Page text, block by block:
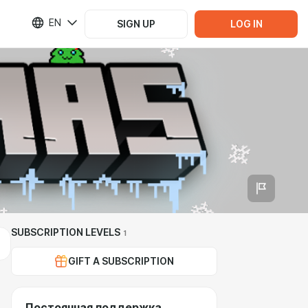
EN SIGN UP LOG IN
SUBSCRIPTION LEVELS 1
GIFT A SUBSCRIPTION